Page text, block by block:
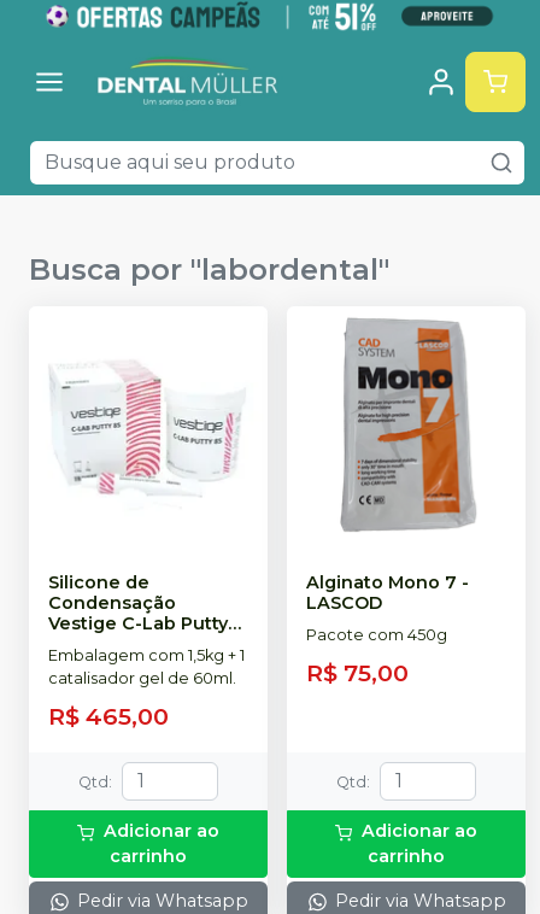
Busca por "labordental"
Silicone de
Condensação
Vestige C-Lab Putty
85 1,5Kg + 1
Catalisador 60ml (Ref.
2L1012)-TRAYART
Embalagem com 1,5kg + 1
catalisador gel de 60ml.
R$ 465,00
Qtd:
Adicionar ao
carrinho
Pedir via Whatsapp
Alginato Mono 7 -
LASCOD
Pacote com 450g
R$ 75,00
Qtd:
Adicionar ao
carrinho
Pedir via Whatsapp